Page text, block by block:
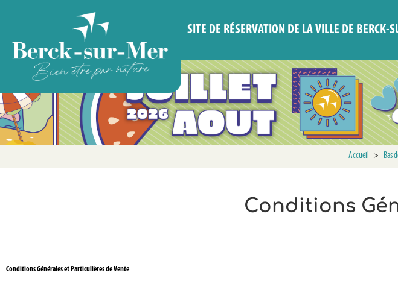
SITE DE RÉSERVATION DE LA VILLE DE BERCK-
Accueil > Bas
Conditions
Conditions Générales et Particulières de Vente